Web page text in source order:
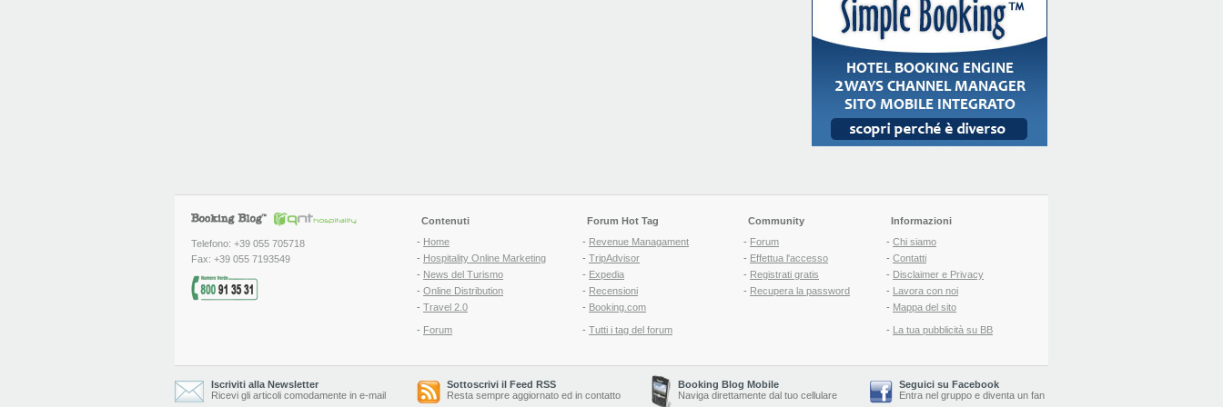
Telefono: +39 055 705718
Fax: +39 055 7193549
Contenuti
- Home
- Hospitality Online Marketing
- News del Turismo
- Online Distribution
- Travel 2.0
- Forum
Forum Hot Tag
- Revenue Managament
- TripAdvisor
- Expedia
- Recensioni
- Booking.com
- Tutti i tag del forum
Community
- Forum
- Effettua l'accesso
- Registrati gratis
- Recupera la password
Informazioni
- Chi siamo
- Contatti
- Disclaimer e Privacy
- Lavora con noi
- Mappa del sito
- La tua pubblicità su BB
Iscriviti alla Newsletter
Ricevi gli articoli comodamente in e-mail
Sottoscrivi il Feed RSS
Resta sempre aggiornato ed in contatto
Booking Blog Mobile
Naviga direttamente dal tuo cellulare
Seguici su Facebook
Entra nel gruppo e diventa un fan